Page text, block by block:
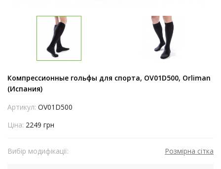
Компрессионные гольфы для спорта, OV01D500, Orliman
(Испания)
Артикул: OV01D500
Ціна: 2249 грн
Вибір модифікації: Розмірна сітка